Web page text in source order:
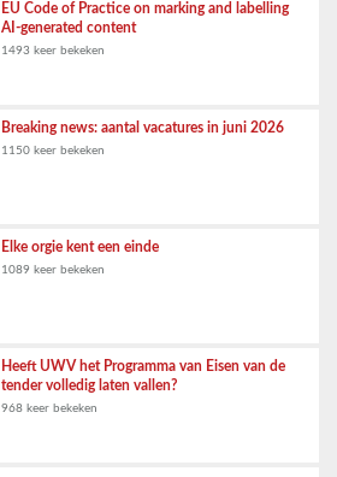
EU Code of Practice on marking and labelling
AI-generated content
1493 keer bekeken
Breaking news: aantal vacatures in juni 2026
1150 keer bekeken
Elke orgie kent een einde
1089 keer bekeken
Heeft UWV het Programma van Eisen van de
tender volledig laten vallen?
968 keer bekeken